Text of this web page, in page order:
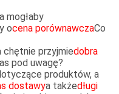
mogłaby
ocena porównawczaCo
chętnie przyjmiedobra
pod uwagę?
produktów, a
dostawya takżedługi